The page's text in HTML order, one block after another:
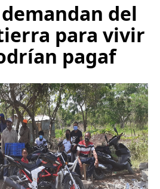
del
para vivir
pagaf